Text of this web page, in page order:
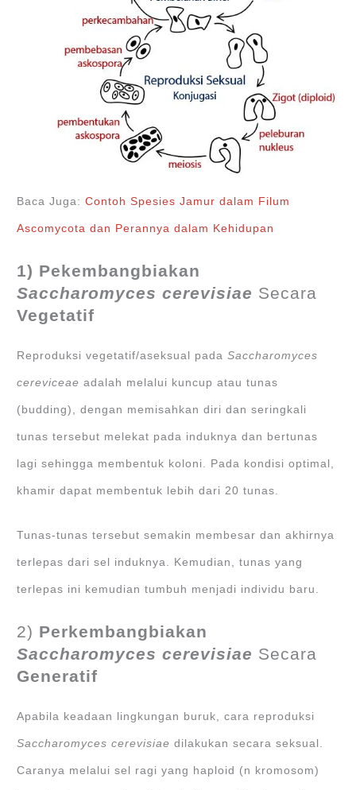
Baca Juga:Contoh Spesies Jamur dalam Filum
Ascomycota dan Perannya dalam Kehidupan
1) Pekembangbiakan
Saccharomyces cerevisiae Secara
Vegetatif
Reproduksi vegetatif/aseksual padaSaccharomyces
cereviceae adalah melalui kuncup atau tunas
(budding), dengan memisahkan diri dan seringkali
tunas tersebut melekat pada induknya dan bertunas
lagi sehingga membentuk koloni. Pada kondisi optimal,
khamir dapat membentuk lebih dari 20 tunas.
Tunas-tunas tersebut semakin membesar dan akhirnya
terlepas dari sel induknya. Kemudian, tunas yang
terlepas ini kemudian tumbuh menjadi individu baru.
2) Perkembangbiakan
Saccharomyces cerevisiae Secara
Generatif
Apabila keadaan lingkungan buruk, cara reproduksi
Saccharomyces cerevisiae dilakukan secara seksual.
Caranya melalui sel ragi yang haploid (n kromosom)